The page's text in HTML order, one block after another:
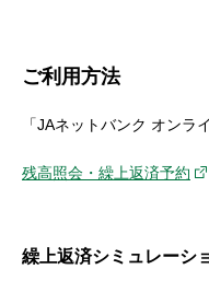
ご利用方法
「JAネットバンク オンラ
残高照会・繰上返済予約
繰上返済シミュレーシ